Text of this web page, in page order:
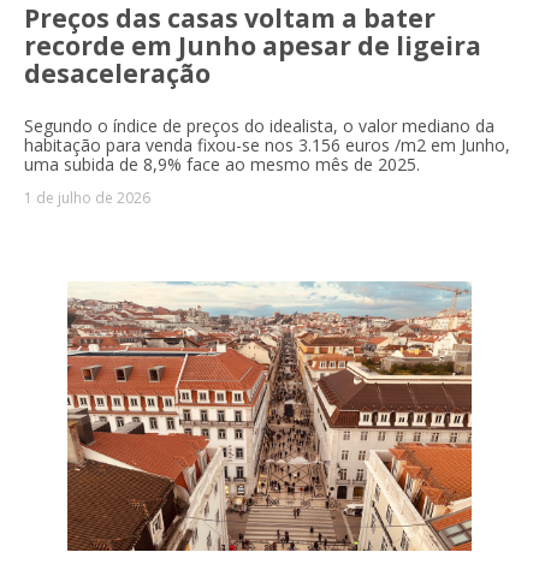
Preços das casas voltam a bater
recorde em Junho apesar de ligeira
desaceleração
Segundo o índice de preços do idealista, o valor mediano da
habitação para venda fixou-se nos 3.156 euros /m2 em Junho,
uma subida de 8,9% face ao mesmo mês de 2025.
1 de julho de 2026